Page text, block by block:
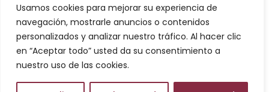
Usamos cookies para mejorar su experiencia de
navegación, mostrarle anuncios o contenidos
personalizados y analizar nuestro tráfico. Al hacer clic
en “Aceptar todo” usted da su consentimiento a
nuestro uso de las cookies.
Aviso legal
Política de privacidad
Política de cookies